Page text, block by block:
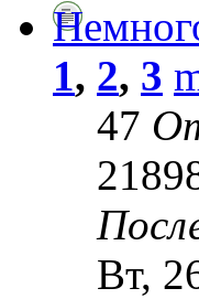
1, 2, 3
47
Вт,